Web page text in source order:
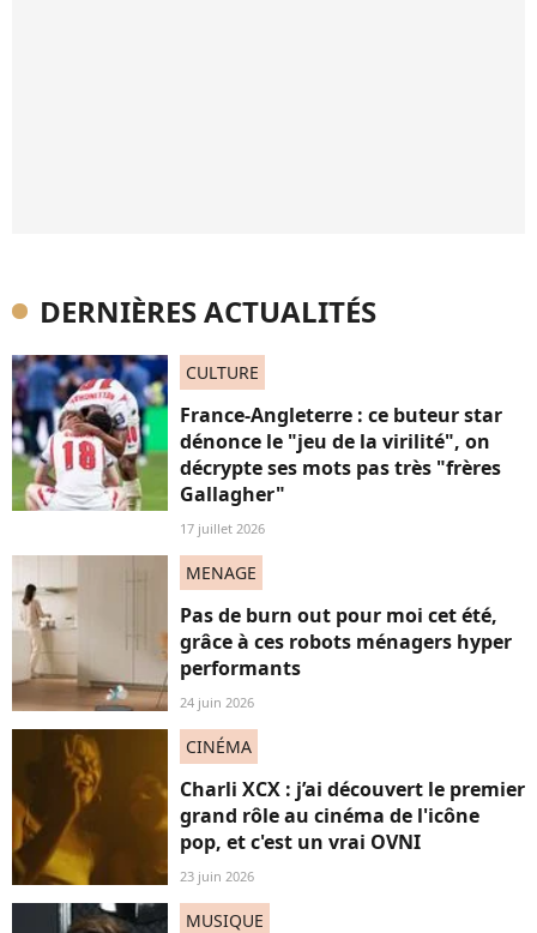
DERNIÈRES ACTUALITÉS
CULTURE
France-Angleterre : ce buteur star
dénonce le "jeu de la virilité", on
décrypte ses mots pas très "frères
Gallagher"
17 juillet 2026
MENAGE
Pas de burn out pour moi cet été,
grâce à ces robots ménagers hyper
performants
24 juin 2026
CINÉMA
Charli XCX : j’ai découvert le premier
grand rôle au cinéma de l'icône
pop, et c'est un vrai OVNI
23 juin 2026
MUSIQUE